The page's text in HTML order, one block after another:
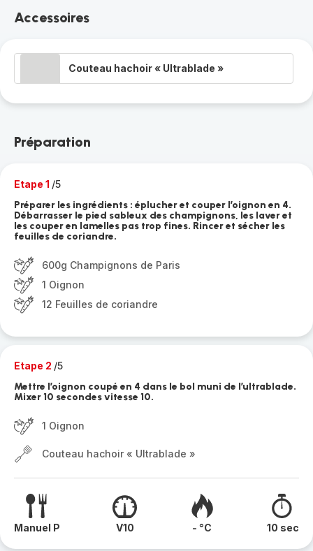
Accessoires
Couteau hachoir « Ultrablade »
Préparation
Etape 1 /5
Préparer les ingrédients : éplucher et couper l’oignon en 4.
Débarrasser le pied sableux des champignons, les laver et
les couper en lamelles pas trop fines. Rincer et sécher les
feuilles de coriandre.
600g Champignons de Paris
1 Oignon
12 Feuilles de coriandre
Etape 2 /5
Mettre l’oignon coupé en 4 dans le bol muni de l’ultrablade.
Mixer 10 secondes vitesse 10.
1 Oignon
Couteau hachoir « Ultrablade »
Manuel P V10 - °C 10 sec